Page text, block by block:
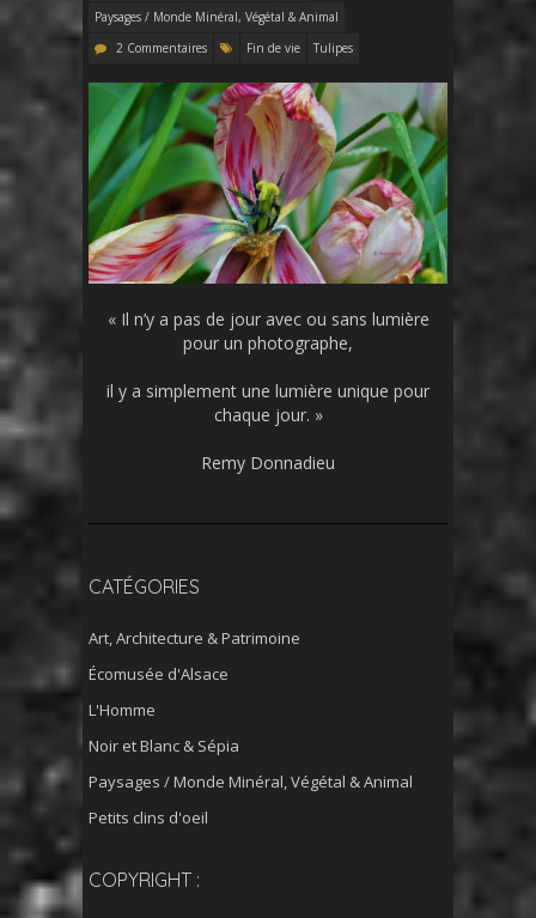
Paysages / Monde Minéral, Végétal & Animal
2 Commentaires
Fin de vie Tulipes
« Il n’y a pas de jour avec ou sans lumière
pour un photographe,
il y a simplement une lumière unique pour
chaque jour. »
Remy Donnadieu
CATÉGORIES
Art, Architecture & Patrimoine
Écomusée d'Alsace
L'Homme
Noir et Blanc & Sépia
Paysages / Monde Minéral, Végétal & Animal
Petits clins d'oeil
COPYRIGHT :